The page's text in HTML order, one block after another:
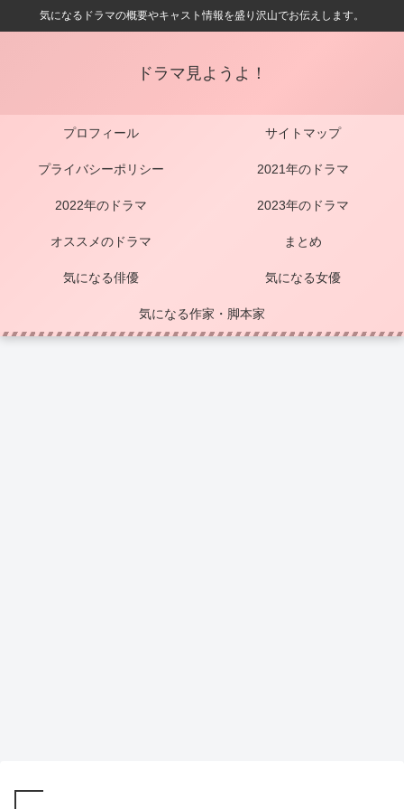
気になるドラマの概要やキャスト情報を盛り沢山でお伝えします。
ドラマ見ようよ！
プロフィール サイトマップ
プライバシーポリシー 2021年のドラマ
2022年のドラマ 2023年のドラマ
オススメのドラマ まとめ
気になる俳優 気になる女優
気になる作家・脚本家